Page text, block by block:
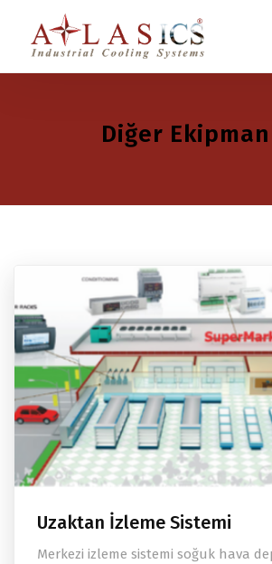
Diğer
Uzaktan İzleme Sistemi
Merkezi izleme sistemi soğuk hava